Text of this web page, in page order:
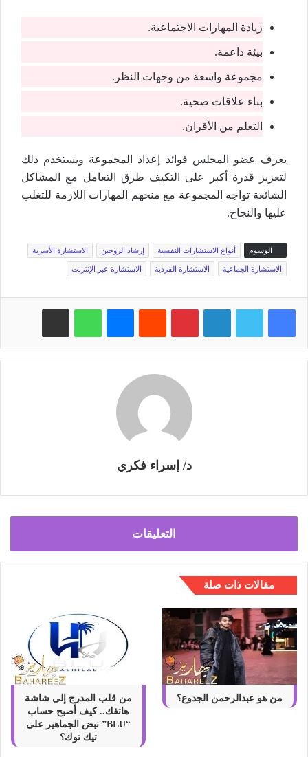
زيادة المهارات الاجتماعية.
بيئة داعمة.
مجموعة واسعة من وجهات النظر.
بناء علاقات صحية.
التعلم من الأقران.
يعرف عضو المجلس فوائد إعداد المجموعة ويستخدم ذلك
لتعزيز قدرة أكبر على التكيف طرق التعامل مع المشاكل
الشائعة تواجه المجموعة مع منحهم المهارات اللازمة للتغلب
عليها والنجاح.
الوسوم أنواع الاستشارات النفسية إرشاد الزوجين الاستشارة الأسرية
الاستشارة الجماعية الاستشارة الفردية الاستشارة عبر الإنترنت
فيسبوك لينكدإن بينتيريست واتساب
د/ إسراء فكري
التعليقات
مقالات ذات صلة
من هو عبدالرحمن الجدوع؟
من قلب المدرج إلى شاشة
هاتفك.. كيف أصبح حساب
“BLU” نبض الجماهير على
تيك توك؟